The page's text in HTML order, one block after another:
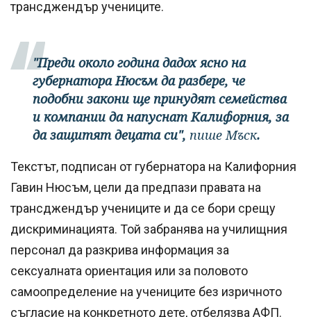
трансджендър учениците.
"Преди около година дадох ясно на
губернатора Нюсъм да разбере, че
подобни закони ще принудят семейства
и компании да напуснат Калифорния, за
да защитят децата си", пише Мъск.
Текстът, подписан от губернатора на Калифорния
Гавин Нюсъм, цели да предпази правата на
трансджендър учениците и да се бори срещу
дискриминацията. Той забранява на училищния
персонал да разкрива информация за
сексуалната ориентация или за половото
самоопределение на учениците без изричното
съгласие на конкретното дете, отбелязва АФП.